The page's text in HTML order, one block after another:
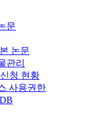
문
논문
관리
청 현황
사용권한